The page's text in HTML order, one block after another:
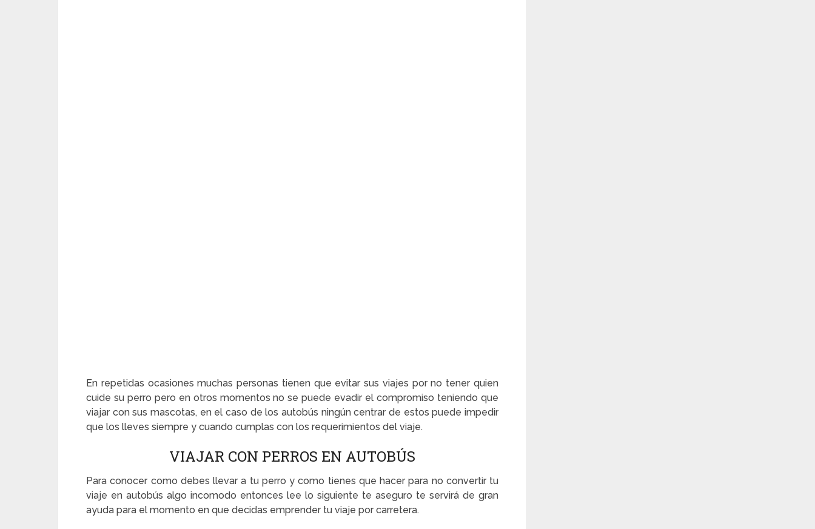
En repetidas ocasiones muchas personas tienen que evitar sus viajes por no tener quien
cuide su perro pero en otros momentos no se puede evadir el compromiso teniendo que
viajar con sus mascotas, en el caso de los autobús ningún centrar de estos puede impedir
que los lleves siempre y cuando cumplas con los requerimientos del viaje.
VIAJAR CON PERROS EN AUTOBÚS
Para conocer como debes llevar a tu perro y como tienes que hacer para no convertir tu
viaje en autobús algo incomodo entonces lee lo siguiente te aseguro te servirá de gran
ayuda para el momento en que decidas emprender tu viaje por carretera.